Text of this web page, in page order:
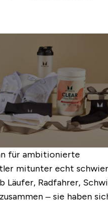
für ambitionierte
mitunter echt
Läufer, Radfahrer,
– sie haben